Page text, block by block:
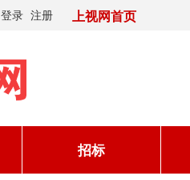
上视网首页
登录 注册
招标